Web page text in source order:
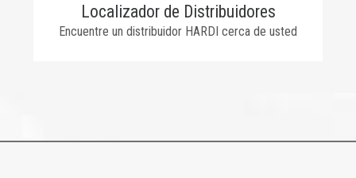
Localizador de Distribuidores
Encuentre un distribuidor HARDI cerca de usted